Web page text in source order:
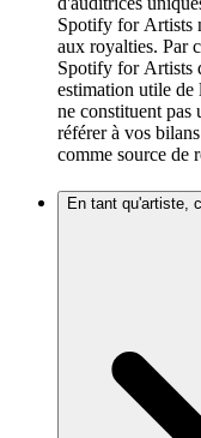
Spotify for Artists
aux royalties. Par
Spotify for Artists
estimation utile de
ne constituent pas
référer à vos
comme source de
En tant qu'artiste,